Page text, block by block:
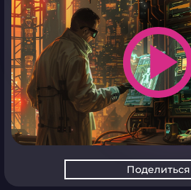
play_arrow
Поделиться